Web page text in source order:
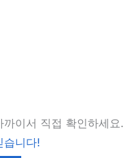
이서 직접 확인하세요.
습니다!